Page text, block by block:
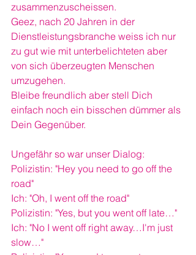
zusammenzuscheissen.
Geez, nach 20 Jahren in der
Dienstleistungsbranche weiss ich nur
zu gut wie mit unterbelichteten aber
von sich überzeugten Menschen
umzugehen.
Bleibe freundlich aber stell Dich
einfach noch ein bisschen dümmer als
Dein Gegenüber.
Ungefähr so war unser Dialog:
Polizistin: "Hey you need to go off the
road"
Ich: "Oh, I went off the road"
Polizistin: "Yes, but you went off late…"
Ich: "No I went off right away…I'm just
slow…"